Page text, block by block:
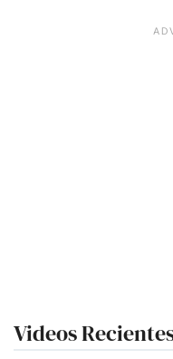
Videos